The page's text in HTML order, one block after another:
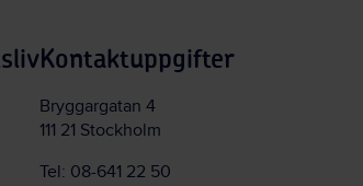
Kontaktuppgifter
Bryggargatan 4
111 21 Stockholm
Tel: 08-641 22 50